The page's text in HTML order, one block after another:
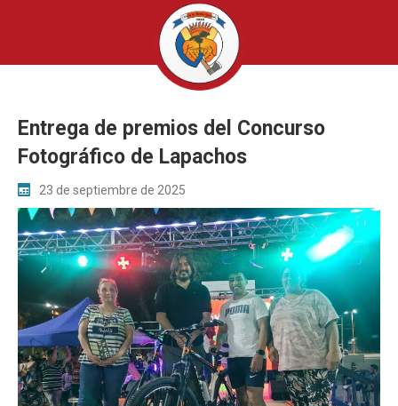
Entrega de premios del Concurso
Fotográfico de Lapachos
23 de septiembre de 2025